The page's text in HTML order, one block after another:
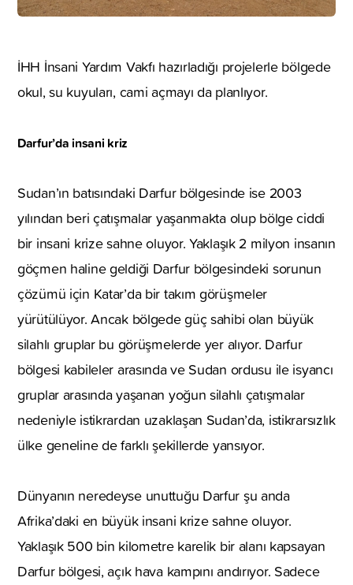
İHH İnsani Yardım Vakfı hazırladığı projelerle bölgede
okul, su kuyuları, cami açmayı da planlıyor.
Darfur’da insani kriz
Sudan’ın batısındaki Darfur bölgesinde ise 2003
yılından beri çatışmalar yaşanmakta olup bölge ciddi
bir insani krize sahne oluyor. Yaklaşık 2 milyon insanın
göçmen haline geldiği Darfur bölgesindeki sorunun
çözümü için Katar’da bir takım görüşmeler
yürütülüyor. Ancak bölgede güç sahibi olan büyük
silahlı gruplar bu görüşmelerde yer alıyor. Darfur
bölgesi kabileler arasında ve Sudan ordusu ile isyancı
gruplar arasında yaşanan yoğun silahlı çatışmalar
nedeniyle istikrardan uzaklaşan Sudan’da, istikrarsızlık
ülke geneline de farklı şekillerde yansıyor.
Dünyanın neredeyse unuttuğu Darfur şu anda
Afrika’daki en büyük insani krize sahne oluyor.
Yaklaşık 500 bin kilometre karelik bir alanı kapsayan
Darfur bölgesi, açık hava kampını andırıyor. Sadece